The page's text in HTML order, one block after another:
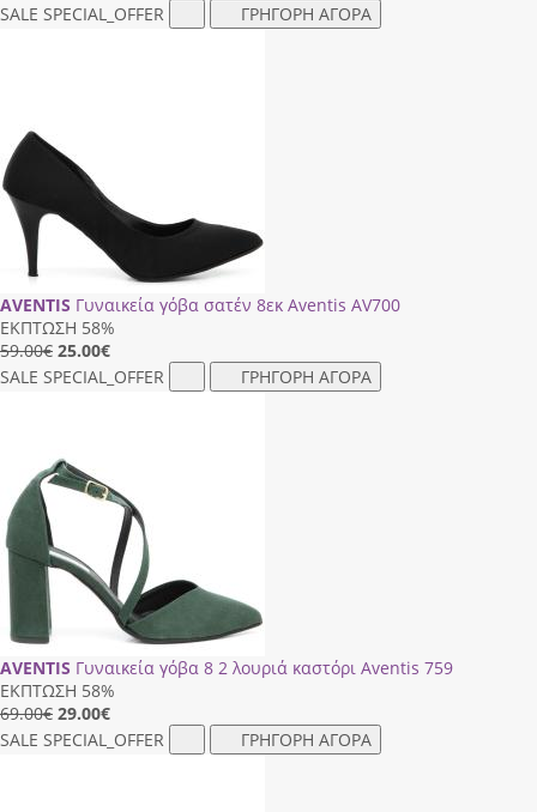
SALE SPECIAL_OFFER ΓΡΗΓΟΡΗ ΑΓΟΡΑ
AVENTIS Γυναικεία γόβα σατέν 8εκ Aventis AV700
ΕΚΠΤΩΣΗ 58%
59.00€ 25.00€
SALE SPECIAL_OFFER ΓΡΗΓΟΡΗ ΑΓΟΡΑ
AVENTIS Γυναικεία γόβα 8 2 λουριά καστόρι Aventis 759
ΕΚΠΤΩΣΗ 58%
69.00€ 29.00€
SALE SPECIAL_OFFER ΓΡΗΓΟΡΗ ΑΓΟΡΑ